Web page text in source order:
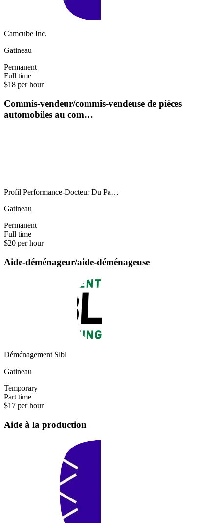
Camcube Inc.
Gatineau
Permanent
Full time
$18 per hour
Commis-vendeur/commis-vendeuse de pièces
automobiles au com…
Profil Performance-Docteur Du Pa…
Gatineau
Permanent
Full time
$20 per hour
Aide-déménageur/aide-déménageuse
Déménagement Slbl
Gatineau
Temporary
Part time
$17 per hour
Aide à la production